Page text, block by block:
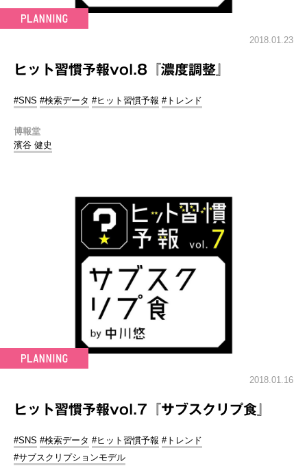
2018.01.23
ヒット習慣予報vol.8『濃度調整』
#SNS #検索データ #ヒット習慣予報 #トレンド
博報堂
濱谷 健史
2018.01.16
ヒット習慣予報vol.7『サブスクリプ食』
#SNS #検索データ #ヒット習慣予報 #トレンド
#サブスクリプションモデル